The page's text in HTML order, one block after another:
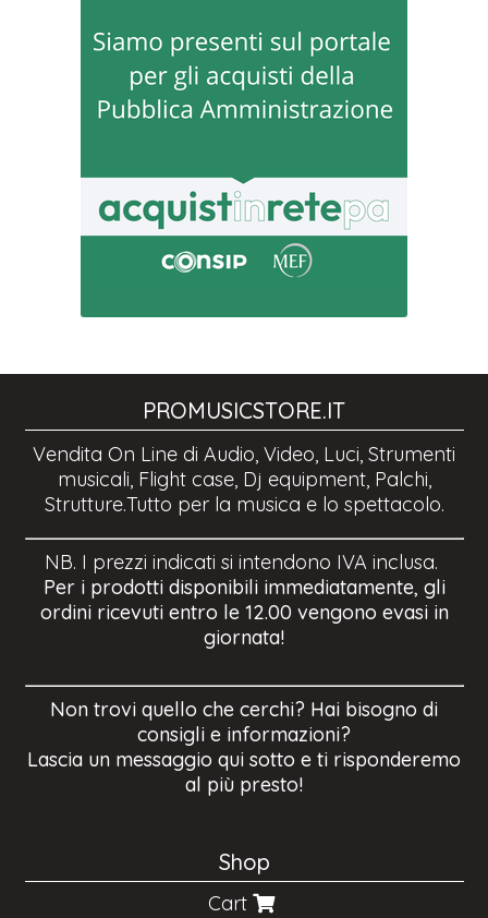
PROMUSICSTORE.IT
Vendita On Line di Audio, Video, Luci, Strumenti
musicali, Flight case, Dj equipment, Palchi,
Strutture.Tutto per la musica e lo spettacolo.
NB. I prezzi indicati si intendono IVA inclusa.
Per i prodotti disponibili immediatamente, gli
ordini ricevuti entro le 12.00 vengono evasi in
giornata!
Non trovi quello che cerchi? Hai bisogno di
consigli e informazioni?
Lascia un messaggio qui sotto e ti risponderemo
al più presto!
Shop
Cart